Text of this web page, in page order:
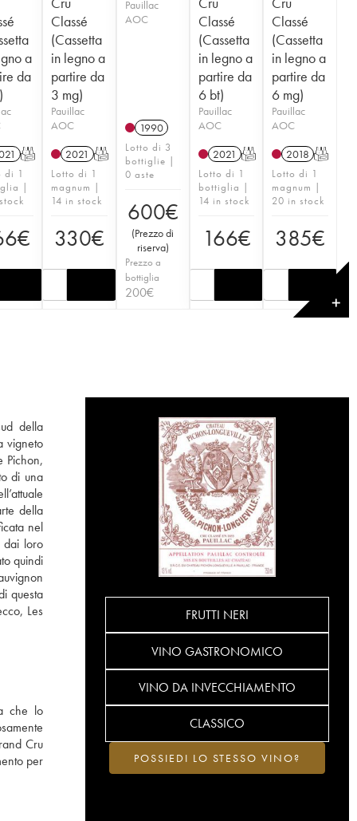
a
da
T
di 1
|
€
Classé
(Cassetta
in legno a
partire da
3 mg)
Pauillac
AOC
2021 T
Lotto di 1
magnum |
14 in stock
330€
Pauillac
AOC
1990
Lotto di 3
bottiglie |
0 aste
600€
(Prezzo di
riserva)
Prezzo a
bottiglia
200€
Classé
(Cassetta
in legno a
partire da
6 bt)
Pauillac
AOC
2021 T
Lotto di 1
bottiglia |
14 in stock
166€
Classé
(Cassetta
in legno a
partire da
6 mg)
Pauillac
AOC
2018 T
Lotto di 1
magnum |
20 in stock
385€
✕
della
vigneto
Pichon,
di una
della
nel
dai loro
quindi
questa
Les
che lo
Cru
per
FRUTTI NERI
VINO GASTRONOMICO
VINO DA INVECCHIAMENTO
CLASSICO
POSSIEDI LO STESSO VINO?